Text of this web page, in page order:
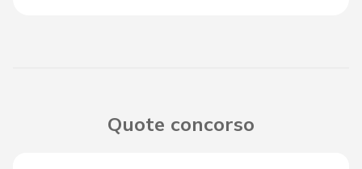
Quote concorso